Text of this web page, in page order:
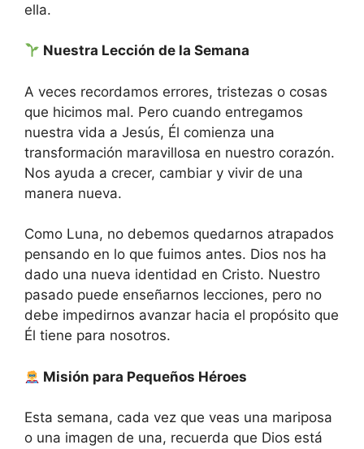
ella.
Nuestra Lección de la Semana
A veces recordamos errores, tristezas o cosas
que hicimos mal. Pero cuando entregamos
nuestra vida a Jesús, Él comienza una
transformación maravillosa en nuestro corazón.
Nos ayuda a crecer, cambiar y vivir de una
manera nueva.
Como Luna, no debemos quedarnos atrapados
pensando en lo que fuimos antes. Dios nos ha
dado una nueva identidad en Cristo. Nuestro
pasado puede enseñarnos lecciones, pero no
debe impedirnos avanzar hacia el propósito que
Él tiene para nosotros.
Misión para Pequeños Héroes
Esta semana, cada vez que veas una mariposa
o una imagen de una, recuerda que Dios está